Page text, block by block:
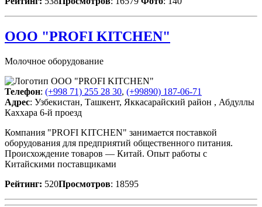
ООО "PROFI KITCHEN"
Молочное оборудование
Телефон: (+998 71) 255 28 30, (+99890) 187-06-71
Адрес: Узбекистан, Ташкент, Яккасарайский район , Абдуллы
Каххара 6-й проезд
Компания "PROFI KITCHEN" занимается поставкой
оборудования для предприятий общественного питания.
Происхождение товаров — Китай. Опыт работы с
Китайскими поставщиками
Рейтинг: 520Просмотров: 18595